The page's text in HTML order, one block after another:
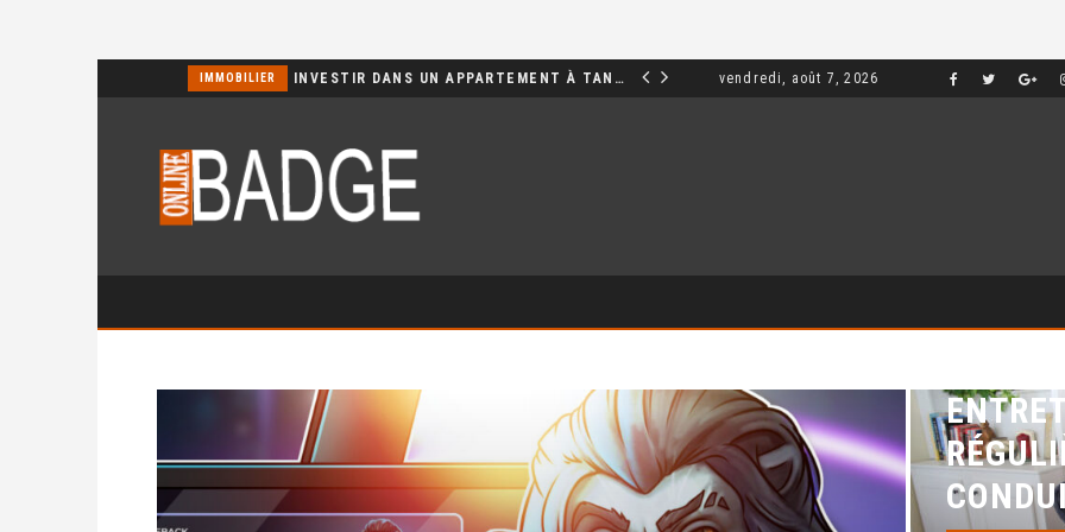
IMMOBILIER INVESTIR DANS UN APPARTEMENT À TANGER : OPPORTUNITÉS ET POINTS ESSENTIELS À CONNAÎTRE MARKETING
vendredi, août 7, 2026